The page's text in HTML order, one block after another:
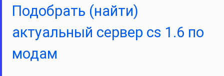
Подобрать (найти)
актуальный сервер cs 1.6 по
модам